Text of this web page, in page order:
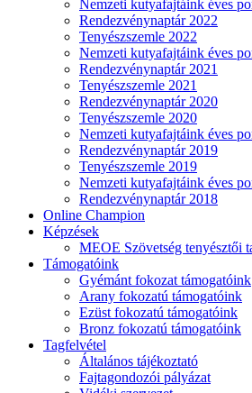
Nemzeti kutyafajtáink éves
Rendezvénynaptár 2022
Tenyészszemle 2022
Nemzeti kutyafajtáink éves
Rendezvénynaptár 2021
Tenyészszemle 2021
Rendezvénynaptár 2020
Tenyészszemle 2020
Nemzeti kutyafajtáink éves
Rendezvénynaptár 2019
Tenyészszemle 2019
Nemzeti kutyafajtáink éves
Rendezvénynaptár 2018
Online Champion
Képzések
MEOE Szövetség tenyésztői
Támogatóink
Gyémánt fokozat támogatóink
Arany fokozatú támogatóink
Ezüst fokozatú támogatóink
Bronz fokozatú támogatóink
Tagfelvétel
Általános tájékoztató
Fajtagondozói pályázat